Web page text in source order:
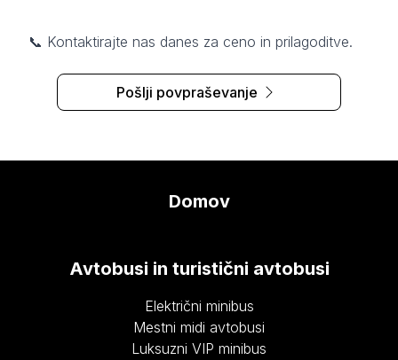
📞 Kontaktirajte nas danes za ceno in prilagoditve.
Pošlji povpraševanje
Domov
Avtobusi in turistični avtobusi
Električni minibus
Mestni midi avtobusi
Luksuzni VIP minibus